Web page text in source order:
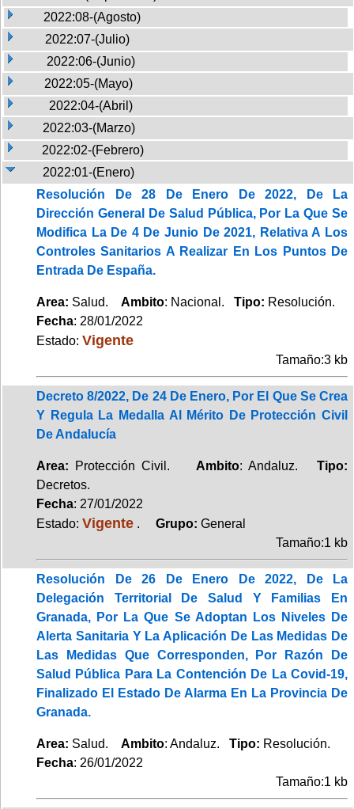
2022:08-(Agosto)
2022:07-(Julio)
2022:06-(Junio)
2022:05-(Mayo)
2022:04-(Abril)
2022:03-(Marzo)
2022:02-(Febrero)
2022:01-(Enero)
Resolución De 28 De Enero De 2022, De La
Dirección General De Salud Pública, Por La Que Se
Modifica La De 4 De Junio De 2021, Relativa A Los
Controles Sanitarios A Realizar En Los Puntos De
Entrada De España.
Area: Salud. Ambito: Nacional. Tipo: Resolución.
Fecha: 28/01/2022
Estado: Vigente
Tamaño:3 kb
Decreto 8/2022, De 24 De Enero, Por El Que Se Crea
Y Regula La Medalla Al Mérito De Protección Civil
De Andalucía
Area: Protección Civil. Ambito: Andaluz.Tipo:
Decretos.
Fecha: 27/01/2022
Estado: Vigente . Grupo: General
Tamaño:1 kb
Resolución De 26 De Enero De 2022, De La
Delegación Territorial De Salud Y Familias En
Granada, Por La Que Se Adoptan Los Niveles De
Alerta Sanitaria Y La Aplicación De Las Medidas De
Las Medidas Que Corresponden, Por Razón De
Salud Pública Para La Contención De La Covid-19,
Finalizado El Estado De Alarma En La Provincia De
Granada.
Area: Salud. Ambito: Andaluz. Tipo: Resolución.
Fecha: 26/01/2022
Tamaño:1 kb